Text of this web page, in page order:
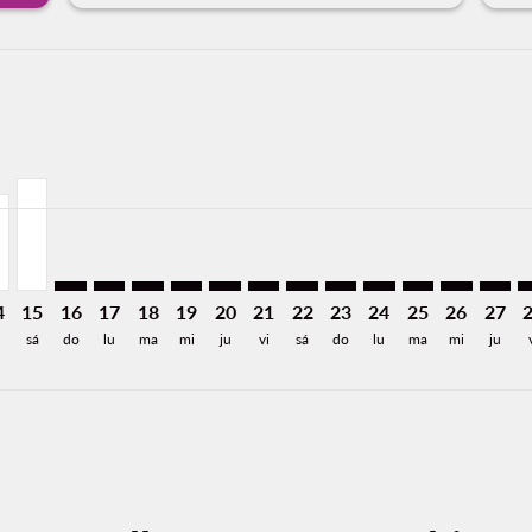
1.9KMXN
15
sá
16
do
17
lu
18
ma
PVR–LMM: cmp-view-offers-disclaimer.
19
mi
PVR–LMM: cmp-view-offers-
20
ju
PVR–LMM: cmp-view-offers-
21
vi
PVR–LMM: cmp-view-
22
sá
PVR–LMM: cmp-
23
do
PVR–LMM: cmp-
24
lu
PVR–LMM:
25
ma
26
mi
27
ju